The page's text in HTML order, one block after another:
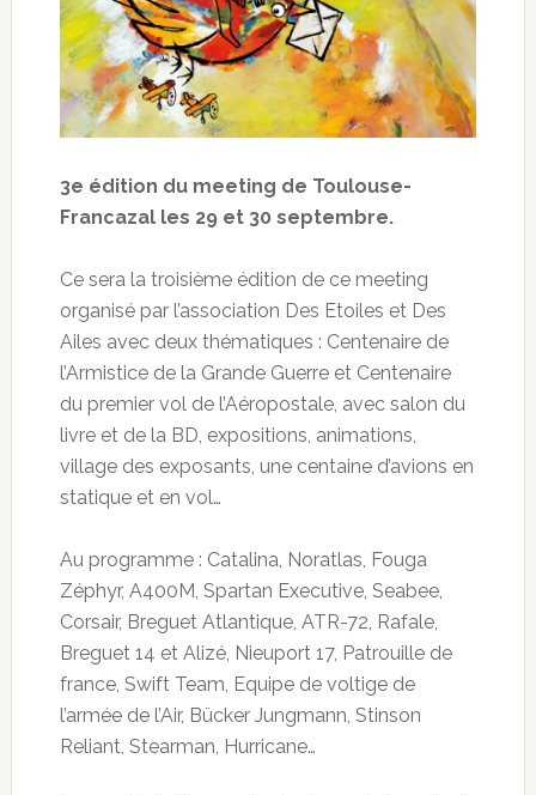
3e édition du meeting de Toulouse-
Francazal les 29 et 30 septembre.
Ce sera la troisième édition de ce meeting
organisé par l’association Des Etoiles et Des
Ailes avec deux thématiques : Centenaire de
l’Armistice de la Grande Guerre et Centenaire
du premier vol de l’Aéropostale, avec salon du
livre et de la BD, expositions, animations,
village des exposants, une centaine d’avions en
statique et en vol…
Au programme : Catalina, Noratlas, Fouga
Zéphyr, A400M, Spartan Executive, Seabee,
Corsair, Breguet Atlantique, ATR-72, Rafale,
Breguet 14 et Alizé, Nieuport 17, Patrouille de
france, Swift Team, Equipe de voltige de
l’armée de l’Air, Bücker Jungmann, Stinson
Reliant, Stearman, Hurricane…